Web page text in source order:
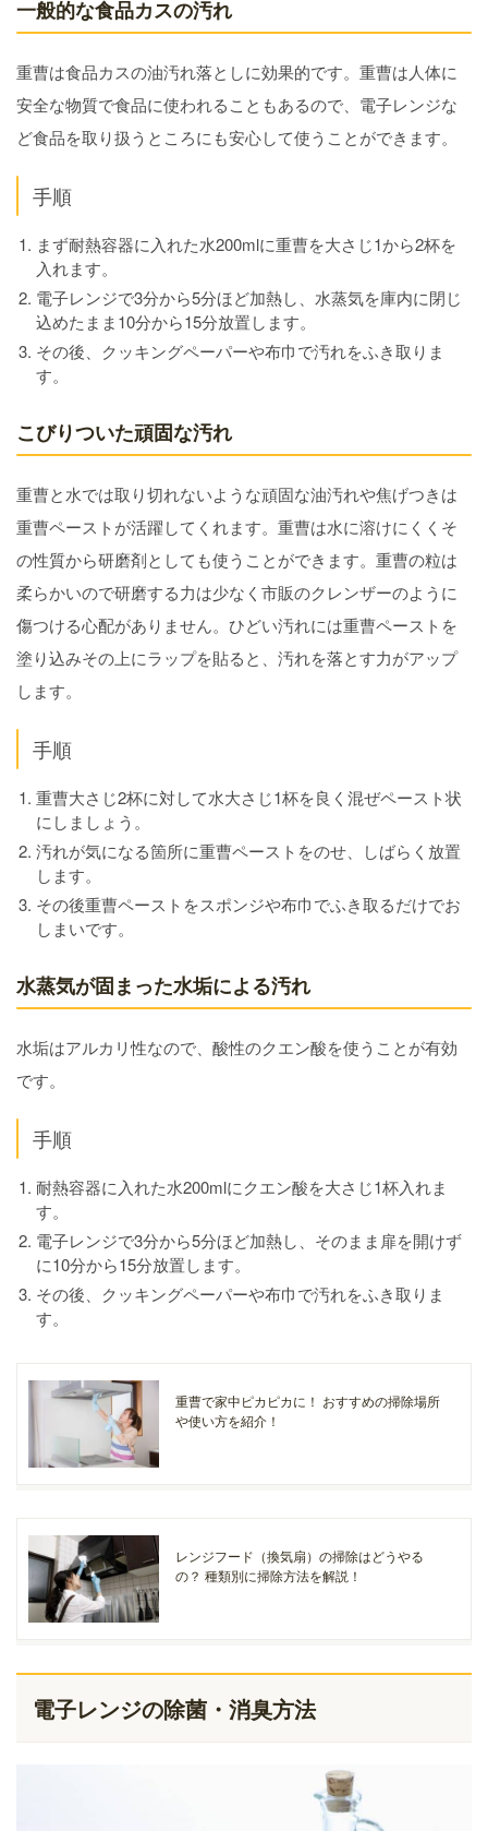
一般的な食品カスの汚れ
重曹は食品カスの油汚れ落としに効果的です。重曹は人体に
安全な物質で食品に使われることもあるので、電子レンジな
ど食品を取り扱うところにも安心して使うことができます。
手順
まず耐熱容器に入れた水200mlに重曹を大さじ1から2杯を
入れます。
電子レンジで3分から5分ほど加熱し、水蒸気を庫内に閉じ
込めたまま10分から15分放置します。
その後、クッキングペーパーや布巾で汚れをふき取りま
す。
こびりついた頑固な汚れ
重曹と水では取り切れないような頑固な油汚れや焦げつきは
重曹ペーストが活躍してくれます。重曹は水に溶けにくくそ
の性質から研磨剤としても使うことができます。重曹の粒は
柔らかいので研磨する力は少なく市販のクレンザーのように
傷つける心配がありません。ひどい汚れには重曹ペーストを
塗り込みその上にラップを貼ると、汚れを落とす力がアップ
します。
手順
重曹大さじ2杯に対して水大さじ1杯を良く混ぜペースト状
にしましょう。
汚れが気になる箇所に重曹ペーストをのせ、しばらく放置
します。
その後重曹ペーストをスポンジや布巾でふき取るだけでお
しまいです。
水蒸気が固まった水垢による汚れ
水垢はアルカリ性なので、酸性のクエン酸を使うことが有効
です。
手順
耐熱容器に入れた水200mlにクエン酸を大さじ1杯入れま
す。
電子レンジで3分から5分ほど加熱し、そのまま扉を開けず
に10分から15分放置します。
その後、クッキングペーパーや布巾で汚れをふき取りま
す。
重曹で家中ピカピカに！ おすすめの掃除場所
や使い方を紹介！
レンジフード（換気扇）の掃除はどうやる
の？ 種類別に掃除方法を解説！
電子レンジの除菌・消臭方法